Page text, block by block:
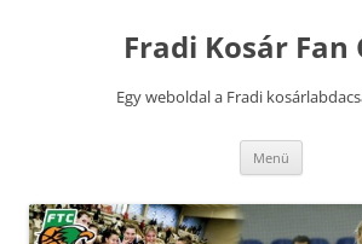
Fradi Kosár Fan
Egy weboldal a Fradi
Menü